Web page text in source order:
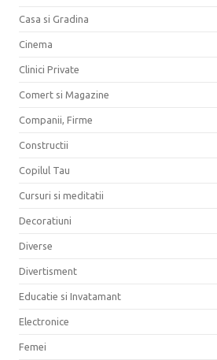
Casa si Gradina
Cinema
Clinici Private
Comert si Magazine
Companii, Firme
Constructii
Copilul Tau
Cursuri si meditatii
Decoratiuni
Diverse
Divertisment
Educatie si Invatamant
Electronice
Femei